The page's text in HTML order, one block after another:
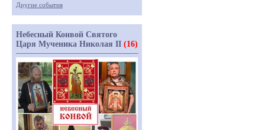
Другие события
Небесный Конвой Святого
Царя Мученика Николая II (16)